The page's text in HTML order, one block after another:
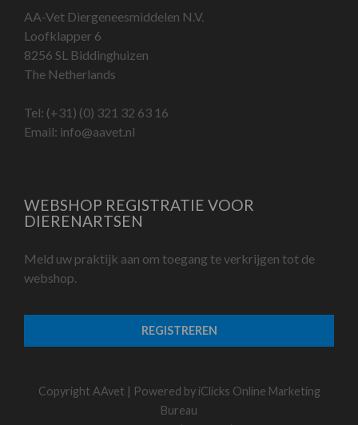
AA-Vet Diergeneesmiddelen N.V.
Loofklapper 6
8256 SL Biddinghuizen
The Netherlands
Tel: (+31) (0) 321 32 63 16
Email: info@aavet.nl
WEBSHOP REGISTRATIE VOOR
DIERENARTSEN
Meld uw praktijk aan om toegang te verkrijgen tot de
webshop.
REGISTREREN
Copyright AAvet | Powered by iClicks Online Marketing
Bureau